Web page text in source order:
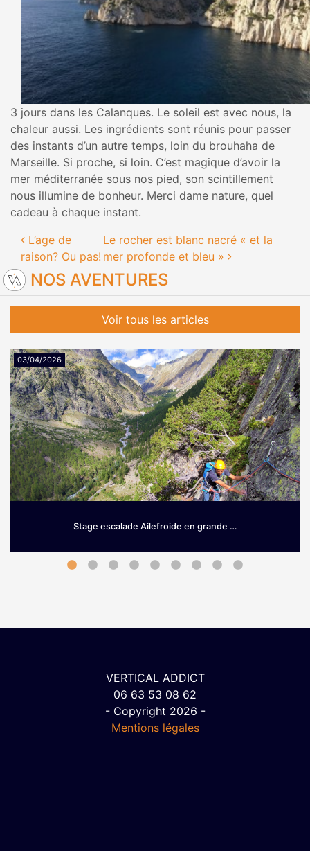
3 jours dans les Calanques. Le soleil est avec nous, la
chaleur aussi. Les ingrédients sont réunis pour passer
des instants d’un autre temps, loin du brouhaha de
Marseille. Si proche, si loin. C’est magique d’avoir la
mer méditerranée sous nos pied, son scintillement
nous illumine de bonheur. Merci dame nature, quel
cadeau à chaque instant.
Navigation des articles
L’age de
raison? Ou pas!
Le rocher est blanc nacré « et la
mer profonde et bleu »
NOS AVENTURES
Voir tous les articles
Stage escalade Ailefroide en grande …
03/04/2026
Grimpez sur le granit d’Ailefroide! Envie de prendre de la
VERTICAL ADDICT
06 63 53 08 62
- Copyright 2026 -
Mentions légales